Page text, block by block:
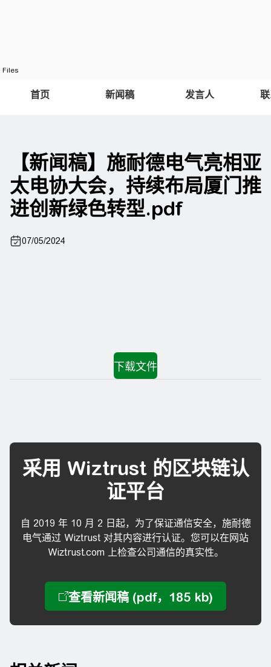
Files
首页 新闻稿 发言人
【新闻稿】施耐德电气亮相亚
太电协大会，持续布局厦门推
进创新绿色转型.pdf
07/05/2024
采用 Wiztrust 的区块链认
证平台
自 2019 年 10 月 2 日起，为了保证通信安全，施耐德
电气通过 Wiztrust 对其内容进行认证。您可以在网站
Wiztrust.com 上检查公司通信的真实性。